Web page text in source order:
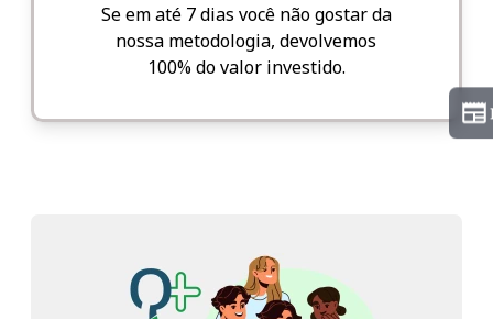
Se em até 7 dias você não gostar da
nossa metodologia, devolvemos
100% do valor investido.